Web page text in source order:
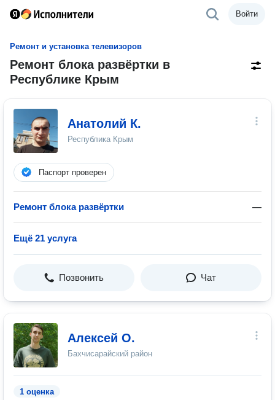
Войти
Ремонт и установка телевизоров
Ремонт блока развёртки в
Республике Крым
Анатолий К.
Республика Крым
Паспорт проверен
Ремонт блока развёртки —
Ещё 21 услуга
Позвонить Чат
Алексей О.
Бахчисарайский район
1 оценка